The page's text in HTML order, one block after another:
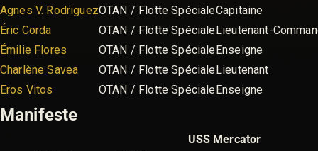
Agnes V. RodriguezOTAN / Flotte SpécialeCapitaine
Éric Corda
OTAN / Flotte SpécialeLieutenant-
Émilie Flores
OTAN / Flotte SpécialeEnseigne
Charlène Savea
OTAN / Flotte SpécialeLieutenant
Eros Vitos
OTAN / Flotte SpécialeEnseigne
Manifeste
USS Mercator